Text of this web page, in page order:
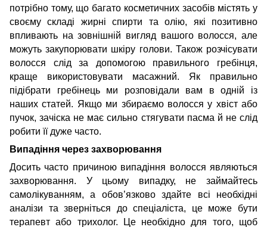
потрібно тому, що багато косметичних засобів містять у
своєму складі жирні спирти та олію, які позитивно
впливають на зовнішній вигляд вашого волосся, але
можуть закупорювати шкіру голови. Також розчісувати
волосся слід за допомогою правильного гребінця,
краще використовувати масажний. Як правильно
підібрати гребінець ми розповідали вам в одній із
наших статей. Якщо ми збираємо волосся у хвіст або
пучок, зачіска не має сильно стягувати пасма й не слід
робити її дуже часто.
Випадіння через захворювання
Досить часто причиною випадіння волосся являються
захворювання. У цьому випадку, не займайтесь
самолікуванням, а обов’язково здайте всі необхідні
аналізи та зверніться до спеціаліста, це може бути
терапевт або трихолог. Це необхідно для того, щоб